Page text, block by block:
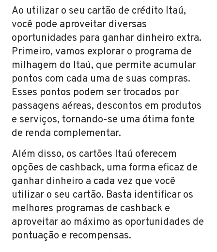
Ao utilizar o seu cartão de crédito Itaú,
você pode aproveitar diversas
oportunidades para ganhar dinheiro extra.
Primeiro, vamos explorar o programa de
milhagem do Itaú, que permite acumular
pontos com cada uma de suas compras.
Esses pontos podem ser trocados por
passagens aéreas, descontos em produtos
e serviços, tornando-se uma ótima fonte
de renda complementar.
Além disso, os cartões Itaú oferecem
opções de cashback, uma forma eficaz de
ganhar dinheiro a cada vez que você
utilizar o seu cartão. Basta identificar os
melhores programas de cashback e
aproveitar ao máximo as oportunidades de
pontuação e recompensas.